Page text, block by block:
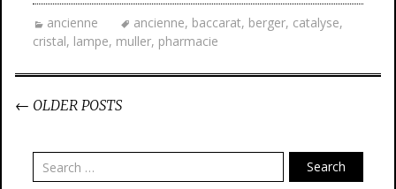
ancienne ancienne, baccarat, berger, catalyse,
cristal, lampe, muller, pharmacie
← OLDER POSTS
Search